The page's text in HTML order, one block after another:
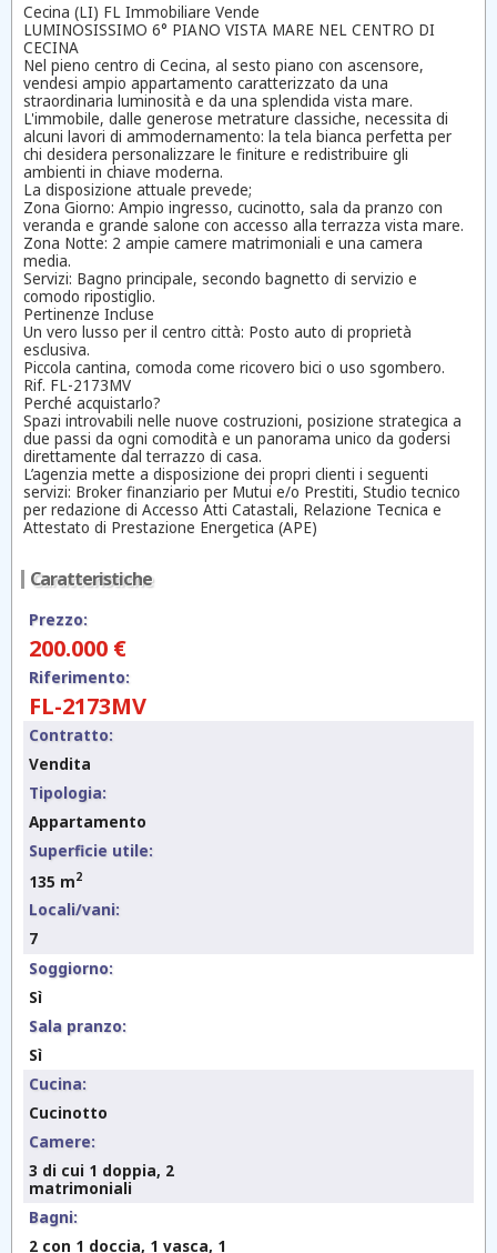
Cecina (LI) FL Immobiliare Vende
LUMINOSISSIMO 6° PIANO VISTA MARE NEL CENTRO DI
CECINA
​Nel pieno centro di Cecina, al sesto piano con ascensore,
vendesi ampio appartamento caratterizzato da una
straordinaria luminosità e da una splendida vista mare.
​L'immobile, dalle generose metrature classiche, necessita di
alcuni lavori di ammodernamento: la tela bianca perfetta per
chi desidera personalizzare le finiture e redistribuire gli
ambienti in chiave moderna.
​La disposizione attuale prevede;
​Zona Giorno: Ampio ingresso, cucinotto, sala da pranzo con
veranda e grande salone con accesso alla terrazza vista mare.
​Zona Notte: 2 ampie camere matrimoniali e una camera
media.
​Servizi: Bagno principale, secondo bagnetto di servizio e
comodo ripostiglio.
​Pertinenze Incluse
​Un vero lusso per il centro città: Posto auto di proprietà
esclusiva.
​Piccola cantina, comoda come ricovero bici o uso sgombero.
Rif. FL-2173MV
​Perché acquistarlo?
​Spazi introvabili nelle nuove costruzioni, posizione strategica a
due passi da ogni comodità e un panorama unico da godersi
direttamente dal terrazzo di casa.
L’agenzia mette a disposizione dei propri clienti i seguenti
servizi: Broker finanziario per Mutui e/o Prestiti, Studio tecnico
per redazione di Accesso Atti Catastali, Relazione Tecnica e
Attestato di Prestazione Energetica (APE)
Caratteristiche
Prezzo:
200.000 €
Riferimento:
FL-2173MV
Contratto:
Vendita
Tipologia:
Appartamento
Superficie utile:
135 m2
Locali/vani:
7
Soggiorno:
Sì
Sala pranzo:
Sì
Cucina:
Cucinotto
Camere:
3 di cui 1 doppia, 2
matrimoniali
Bagni:
2 con 1 doccia, 1 vasca, 1